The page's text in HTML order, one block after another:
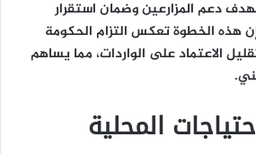
بهدف دعم المزارعين وضمان استقرار
هذه الخطوة تعكس التزام الحكومة
الاعتماد على الواردات، مما يساهم
المحلية